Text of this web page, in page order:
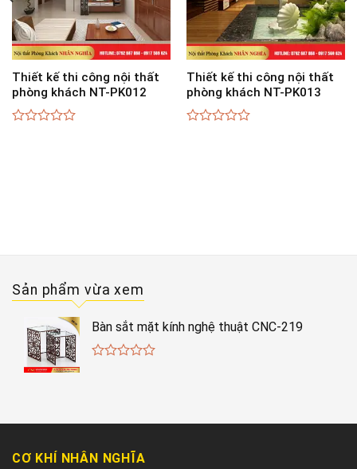
Thiết kế thi công nội thất
phòng khách NT-PK012
Thiết kế thi công nội thất
phòng khách NT-PK013
Sản phẩm vừa xem
Bàn sắt mặt kính nghệ thuật CNC-219
CƠ KHÍ NHÂN NGHĨA